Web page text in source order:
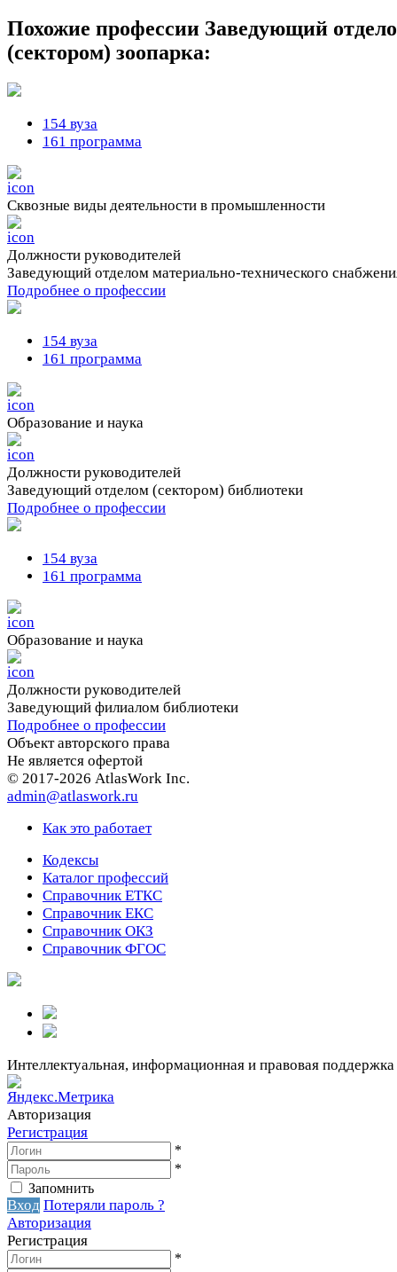
Похожие профессии Заведующий
(сектором) зоопарка:
154 вуза
161 программа
Сквозные виды деятельности в промышленности
Должности руководителей
Заведующий отделом материально-технического
Подробнее о профессии
154 вуза
161 программа
Образование и наука
Должности руководителей
Заведующий отделом (сектором) библиотеки
Подробнее о профессии
154 вуза
161 программа
Образование и наука
Должности руководителей
Заведующий филиалом библиотеки
Подробнее о профессии
Объект авторского права
Не является офертой
© 2017-2026 AtlasWork Inc.
admin@atlaswork.ru
Как это работает
Кодексы
Каталог профессий
Справочник ЕТКС
Справочник ЕКС
Справочник ОКЗ
Справочник ФГОС
Интеллектуальная, информационная и правовая поддержка
Авторизация
Регистрация
*
*
Запомнить
Вход Потеряли пароль ?
Авторизация
Регистрация
*